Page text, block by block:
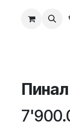
Хямдрал ♻️ Эко